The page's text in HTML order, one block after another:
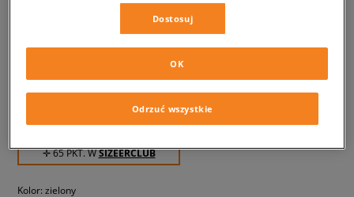
CONFRONT CREW MINI LOGO
64,99 zł
✛ 65 PKT. WSIZEERCLUB
Kolor: zielony
Dostosuj
Odrzuć wszystkie
OK